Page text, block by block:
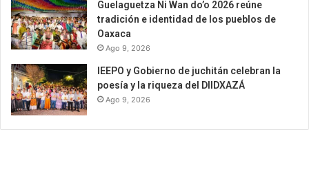
Guelaguetza Ni Wan do’o 2026 reúne
tradición e identidad de los pueblos de
Oaxaca
Ago 9, 2026
IEEPO y Gobierno de juchitán celebran la
poesía y la riqueza del DIIDXAZÁ
Ago 9, 2026